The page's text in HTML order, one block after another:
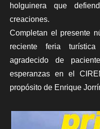
holguinera que
creaciones.
Completan el presente
reciente feria
agradecido de
esperanzas en el
propósito de Enrique